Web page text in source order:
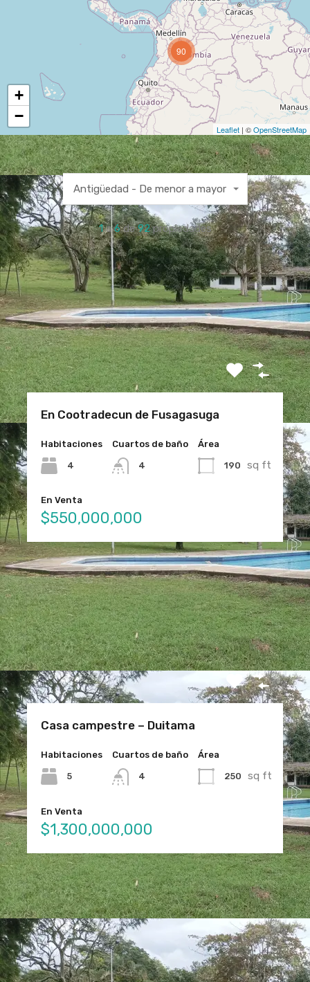
90
+
−
Leaflet | ©OpenStreetMap
1 a6 de92 propiedades
Antigüedad - De menor a mayor
En Cootradecun de Fusagasuga
Habitaciones
4
Cuartos de baño
4
Área
190 sq ft
En Venta
$550,000,000
Casa campestre – Duitama
Habitaciones
5
Cuartos de baño
4
Área
250 sq ft
En Venta
$1,300,000,000